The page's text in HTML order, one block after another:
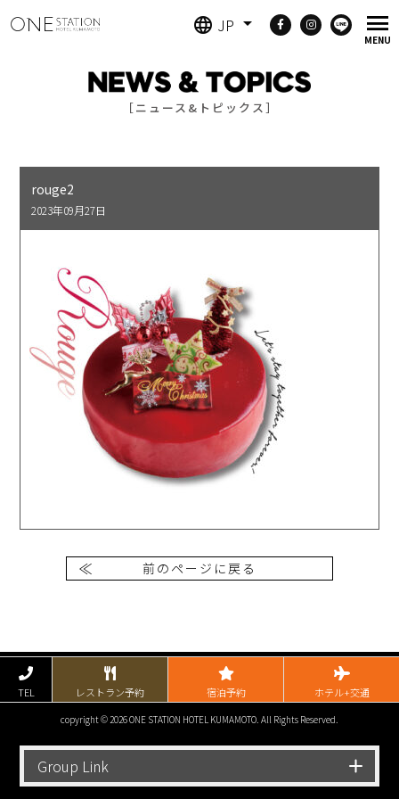
JP
［ニュース&トピックス］
rouge2
2023年09月27日
前のページに戻る
TEL レストラン予約 宿泊予約 ホテル+交通
copyright © 2026 ONE STATION HOTEL KUMAMOTO. All Rights Reserved.
Group Link